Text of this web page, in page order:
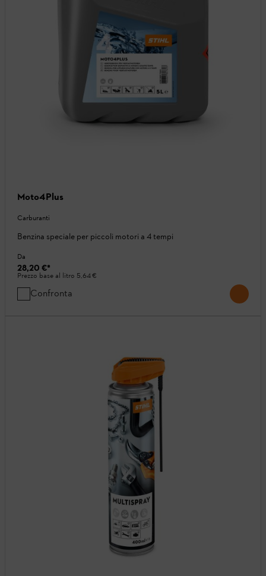
Moto4Plus
Carburanti
Benzina speciale per piccoli motori a 4 tempi
Da
28,20 €*
Prezzo base al litro 5,64 €
Confronta